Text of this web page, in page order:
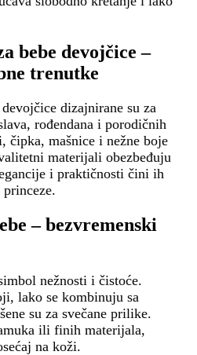
bebe devojčice –
trenutke
dizajnirane su za
rođendana i porodičnih
čipka, mašnice i nežne boje
materijali obezbeđuju
i praktičnosti čini ih
– bezvremenski
nežnosti i čistoće.
lako se kombinuju sa
su za svečane prilike.
ili finih materijala,
na koži.